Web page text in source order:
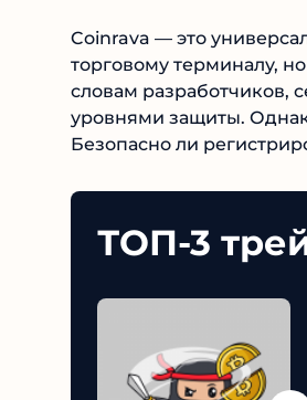
Coinrava — это
торговому терминалу,
словам разработчиков,
уровнями защиты.
Безопасно ли
ТОП-3